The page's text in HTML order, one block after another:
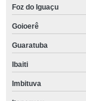
Foz do Iguaçu
Goioerê
Guaratuba
Ibaiti
Imbituva